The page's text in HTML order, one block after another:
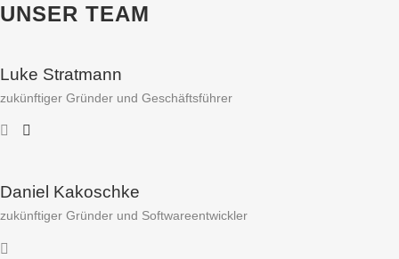
UNSER TEAM
Luke Stratmann
zukünftiger Gründer und Geschäftsführer
Daniel Kakoschke
zukünftiger Gründer und Softwareentwickler